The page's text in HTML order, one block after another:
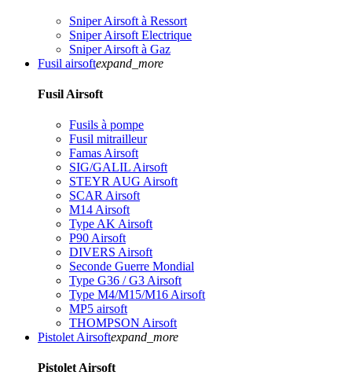
Sniper Airsoft à Ressort
Sniper Airsoft Electrique
Sniper Airsoft à Gaz
Fusil airsoftexpand_more
Fusil Airsoft
Fusils à pompe
Fusil mitrailleur
Famas Airsoft
SIG/GALIL Airsoft
STEYR AUG Airsoft
SCAR Airsoft
M14 Airsoft
Type AK Airsoft
P90 Airsoft
DIVERS Airsoft
Seconde Guerre Mondial
Type G36 / G3 Airsoft
Type M4/M15/M16 Airsoft
MP5 airsoft
THOMPSON Airsoft
Pistolet Airsoftexpand_more
Pistolet Airsoft